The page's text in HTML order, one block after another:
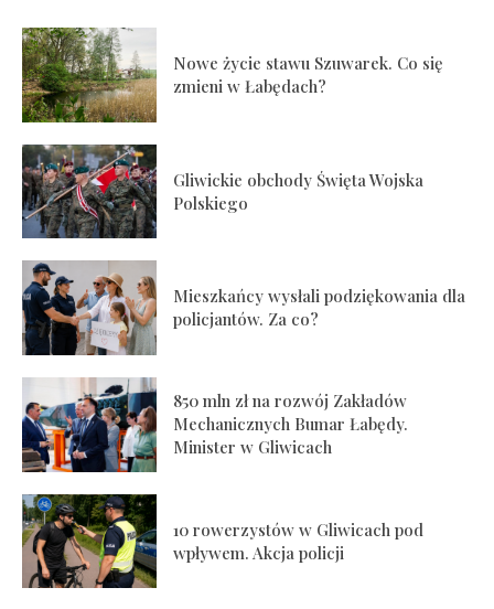
Nowe życie stawu Szuwarek. Co się
zmieni w Łabędach?
Gliwickie obchody Święta Wojska
Polskiego
Mieszkańcy wysłali podziękowania dla
policjantów. Za co?
850 mln zł na rozwój Zakładów
Mechanicznych Bumar Łabędy.
Minister w Gliwicach
10 rowerzystów w Gliwicach pod
wpływem. Akcja policji